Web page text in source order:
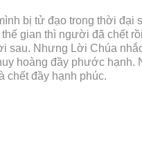
bị tử đạo trong thời đại
gian thì người đã chết
sau. Nhưng Lời Chúa
hoàng đầy phước hạnh.
chết đầy hạnh phúc.